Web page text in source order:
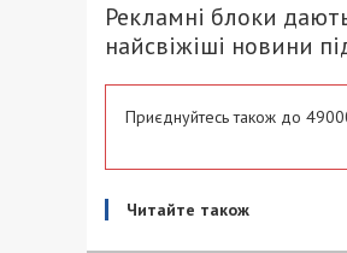
Рекламні блоки
найсвіжіші новини
Приєднуйтесь також до
Читайте також